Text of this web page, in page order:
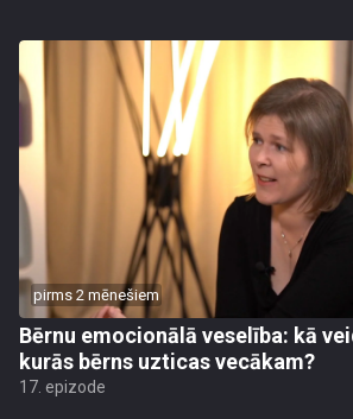
pirms 2 mēnešiem
Bērnu emocionālā veselība: kā
kurās bērns uzticas vecākam?
17. epizode